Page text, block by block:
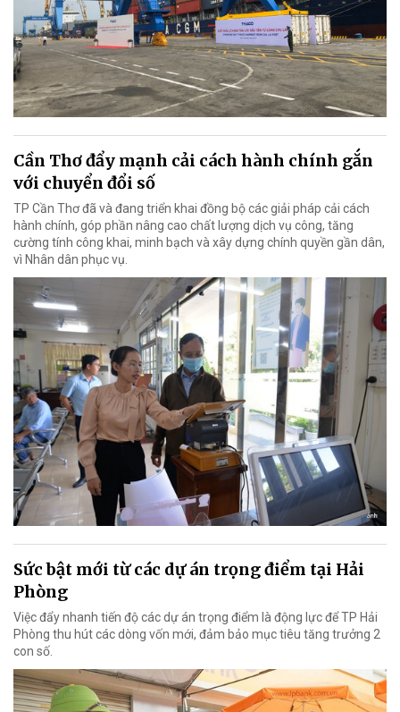
Cần Thơ đẩy mạnh cải cách hành chính gắn
với chuyển đổi số
TP Cần Thơ đã và đang triển khai đồng bộ các giải pháp cải cách
hành chính, góp phần nâng cao chất lượng dịch vụ công, tăng
cường tính công khai, minh bạch và xây dựng chính quyền gần dân,
vì Nhân dân phục vụ.
Sức bật mới từ các dự án trọng điểm tại Hải
Phòng
Việc đẩy nhanh tiến độ các dự án trọng điểm là động lực để TP Hải
Phòng thu hút các dòng vốn mới, đảm bảo mục tiêu tăng trưởng 2
con số.